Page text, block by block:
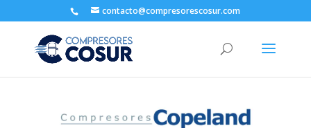
contacto@compresorescosur.com